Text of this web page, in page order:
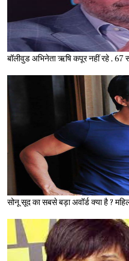
बॉलीवुड अभिनेता ऋषि कपूर नहीं रहे ,
सोनू सूद का सबसे